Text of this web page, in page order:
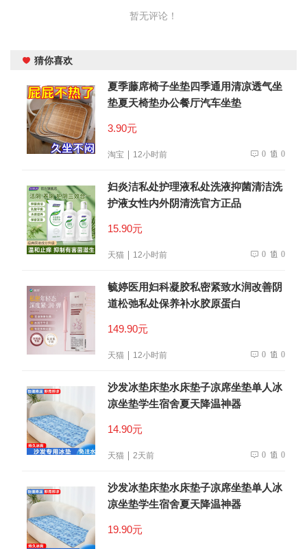
暂无评论！
猜你喜欢
夏季藤席椅子坐垫四季通用清凉透气坐
垫夏天椅垫办公餐厅汽车坐垫
3.90元
淘宝 12小时前 0 0
妇炎洁私处护理液私处洗液抑菌清洁洗
护液女性内外阴清洗官方正品
15.90元
天猫 12小时前 0 0
毓婷医用妇科凝胶私密紧致水润改善阴
道松弛私处保养补水胶原蛋白
149.90元
天猫 12小时前 0 0
沙发冰垫床垫水床垫子凉席坐垫单人冰
凉坐垫学生宿舍夏天降温神器
14.90元
天猫 2天前 0 0
沙发冰垫床垫水床垫子凉席坐垫单人冰
凉坐垫学生宿舍夏天降温神器
19.90元